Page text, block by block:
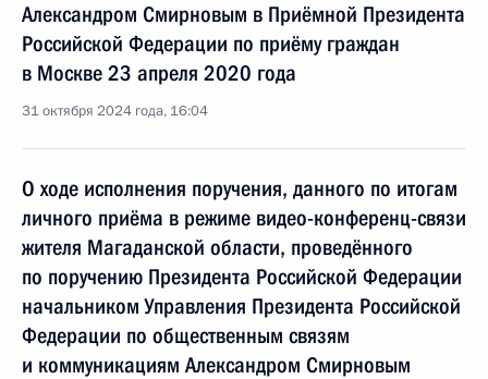
Александром Смирновым в Приёмной Президента
Российской Федерации по приёму граждан
в Москве 23 апреля 2020 года
31 октября 2024 года, 16:04
О ходе исполнения поручения, данного по итогам
личного приёма в режиме видео-конференц-связи
жителя Магаданской области, проведённого
по поручению Президента Российской Федерации
начальником Управления Президента Российской
Федерации по общественным связям
и коммуникациям Александром Смирновым